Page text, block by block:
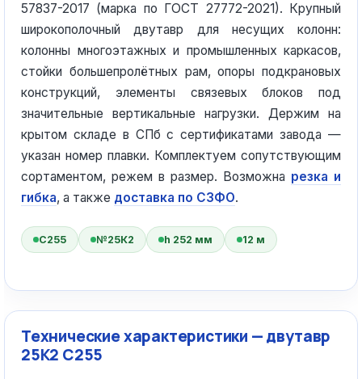
57837-2017 (марка по ГОСТ 27772-2021). Крупный
широкополочный двутавр для несущих колонн:
колонны многоэтажных и промышленных каркасов,
стойки большепролётных рам, опоры подкрановых
конструкций, элементы связевых блоков под
значительные вертикальные нагрузки. Держим на
крытом складе в СПб с сертификатами завода —
указан номер плавки. Комплектуем сопутствующим
сортаментом, режем в размер. Возможна резка и
гибка, а также доставка по СЗФО.
С255 №25К2 h 252 мм 12 м
Технические характеристики — двутавр
25К2 С255